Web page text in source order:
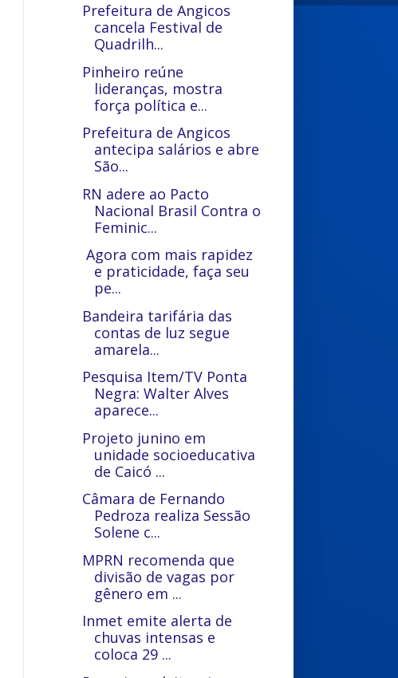
Prefeitura de Angicos
cancela Festival de
Quadrilh...
Pinheiro reúne
lideranças, mostra
força política e...
Prefeitura de Angicos
antecipa salários e abre
São...
RN adere ao Pacto
Nacional Brasil Contra o
Feminic...
Agora com mais rapidez
e praticidade, faça seu
pe...
Bandeira tarifária das
contas de luz segue
amarela...
Pesquisa Item/TV Ponta
Negra: Walter Alves
aparece...
Projeto junino em
unidade socioeducativa
de Caicó ...
Câmara de Fernando
Pedroza realiza Sessão
Solene c...
MPRN recomenda que
divisão de vagas por
gênero em ...
Inmet emite alerta de
chuvas intensas e
coloca 29 ...